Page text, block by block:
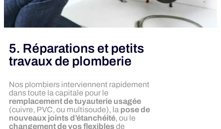
5. Réparations et petits
travaux de plomberie
Nos plombiers interviennent rapidement
dans toute la capitale pour le
remplacement de tuyauterie usagée
(cuivre, PVC, ou multisoude), la pose de
nouveaux joints d’étanchéité, ou le
changement de vos flexiblesde